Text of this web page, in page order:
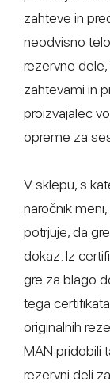
zahteve in
neodvisno
rezervne
zahtevami in
proizvajalec
opreme za
V sklepu, s
naročnik
potrjuje, da
dokaz. Iz
gre za blago
tega
originalnih
MAN pridobili
rezervni deli